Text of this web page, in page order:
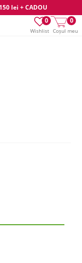
lei + CADOU
Wishlist
0
Coșul meu
0